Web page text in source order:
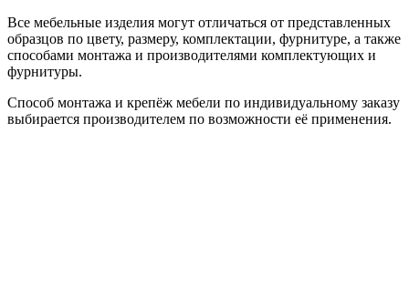
Все мебельные изделия могут отличаться от представленных
образцов по цвету, размеру, комплектации, фурнитуре, а также
способами монтажа и производителями комплектующих и
фурнитуры.
Способ монтажа и крепёж мебели по индивидуальному заказу
выбирается производителем по возможности её применения.